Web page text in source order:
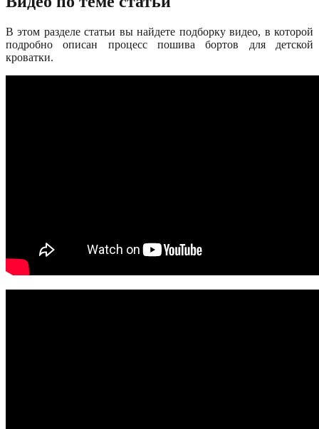
В этом разделе статьи вы найдете подборку видео, в которой
подробно описан процесс пошива бортов для детской
кроватки.